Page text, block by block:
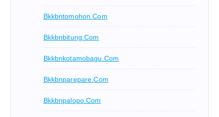
Bkkbntomohon.com
Bkkbnbitung.com
Bkkbnkotamobagu.com
Bkkbnparepare.com
Bkkbnpalopo.com